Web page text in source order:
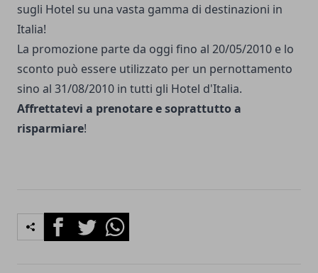
sugli Hotel su una vasta gamma di destinazioni in
Italia!
La promozione parte da oggi fino al 20/05/2010 e lo
sconto può essere utilizzato per un pernottamento
sino al 31/08/2010 in tutti gli Hotel d'Italia.
Affrettatevi a prenotare e soprattutto a
risparmiare!
FacebookTwitterWhatsapp